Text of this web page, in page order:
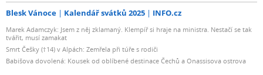
Blesk Vánoce Kalendář svátků 2025 INFO.cz
Marek Adamczyk: Jsem z něj zklamaný. Klempíř si hraje na ministra. Nestačí se tak
tvářit, musí zamakat
Smrt Češky (†14) v Alpách: Zemřela při túře s rodiči
Babišova dovolená: Kousek od oblíbené destinace Čechů a Onassisova ostrova